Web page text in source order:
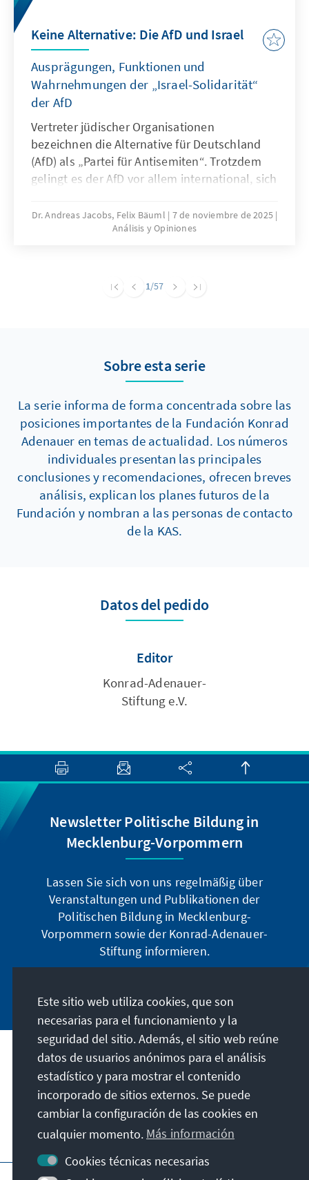
Keine Alternative: Die AfD und Israel
Ausprägungen, Funktionen und
Wahrnehmungen der „Israel-Solidarität“
der AfD
Vertreter jüdischer Organisationen
bezeichnen die Alternative für Deutschland
(AfD) als „Partei für Antisemiten“. Trotzdem
gelingt es der AfD vor allem international, sich
als Beschützerin jüdischen Lebens in
Deutschland zu positionieren. Diese
und erfüllt mehrere politische Funktionen.
Dr. Andreas Jacobs, Felix Bäuml
7 de noviembre de 2025
Análisis y Opiniones
1/57
Sobre esta serie
La serie informa de forma concentrada sobre las
posiciones importantes de la Fundación Konrad
Adenauer en temas de actualidad. Los números
individuales presentan las principales
conclusiones y recomendaciones, ofrecen breves
análisis, explican los planes futuros de la
Fundación y nombran a las personas de contacto
de la KAS.
Datos del pedido
Editor
Konrad-Adenauer-
Stiftung e.V.
Newsletter Politische Bildung in
Mecklenburg-Vorpommern
Lassen Sie sich von uns regelmäßig über
Veranstaltungen und Publikationen der
Politischen Bildung in Mecklenburg-
Vorpommern sowie der Konrad-Adenauer-
Stiftung informieren.
Dirección
Contacto
Visita también
Este sitio web utiliza cookies, que son
necesarias para el funcionamiento y la
seguridad del sitio. Además, el sitio web reúne
datos de usuarios anónimos para el análisis
estadístico y para mostrar el contenido
incorporado de sitios externos. Se puede
cambiar la configuración de las cookies en
cualquier momento. Más información
Cookies técnicas necesarias